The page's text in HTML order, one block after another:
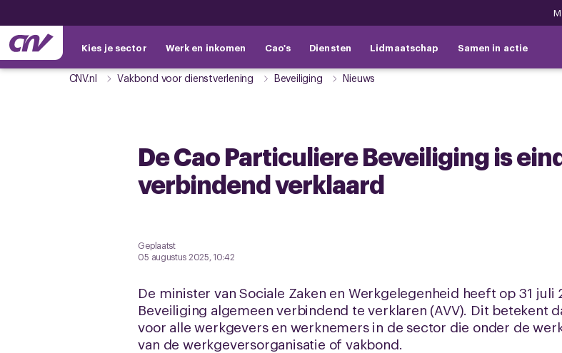
Kies je sector Werk en inkomen Cao's Diensten Lidmaatschap Samen in actie
CNV.nl Vakbond voor dienstverlening Beveiliging Nieuws
De Cao Particuliere Beveiliging is
verbindend verklaard
Geplaatst
05 augustus 2025, 10:42
De minister van Sociale Zaken en Werkgelegenheid heeft op 31
Beveiliging algemeen verbindend te verklaren (AVV). Dit betekent
voor alle werkgevers en werknemers in de sector die onder de
van de werkgeversorganisatie of vakbond.